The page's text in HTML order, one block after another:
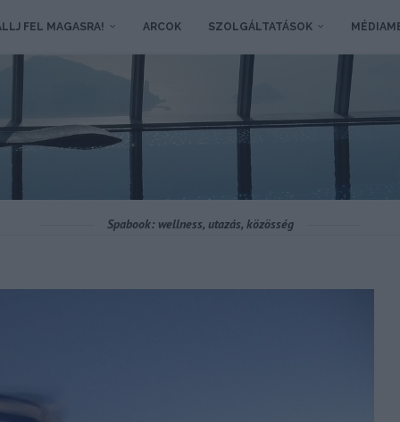
FEL MAGASRA! ARCOK SZOLGÁLTATÁSOK
Spabook: wellness, utazás, közösség